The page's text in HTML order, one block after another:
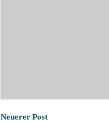
Neuerer Post